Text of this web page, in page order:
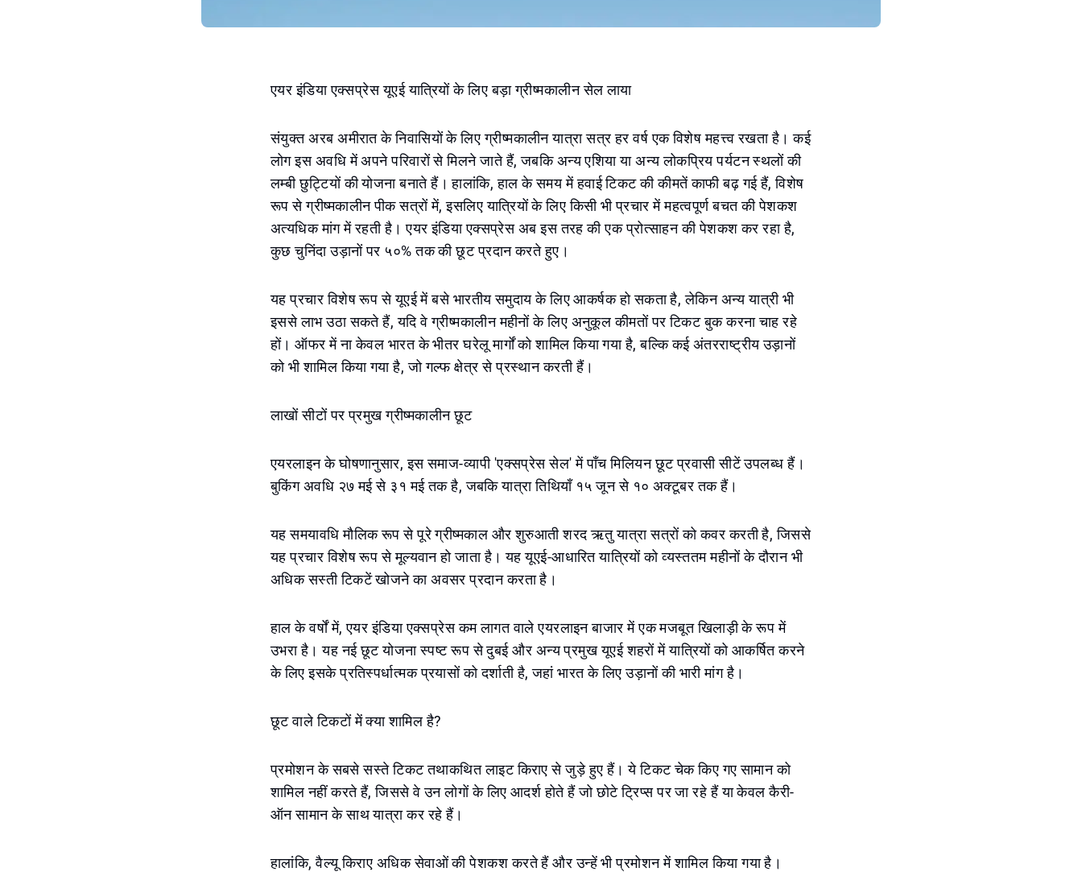
एयर इंडिया एक्सप्रेस यूएई यात्रियों के लिए बड़ा ग्रीष्मकालीन सेल लाया
संयुक्त अरब अमीरात के निवासियों के लिए ग्रीष्मकालीन यात्रा सत्र हर वर्ष एक विशेष महत्त्व रखता है। कई
लोग इस अवधि में अपने परिवारों से मिलने जाते हैं, जबकि अन्य एशिया या अन्य लोकप्रिय पर्यटन स्थलों की
लम्बी छुट्टियों की योजना बनाते हैं। हालांकि, हाल के समय में हवाई टिकट की कीमतें काफी बढ़ गई हैं, विशेष
रूप से ग्रीष्मकालीन पीक सत्रों में, इसलिए यात्रियों के लिए किसी भी प्रचार में महत्वपूर्ण बचत की पेशकश
अत्यधिक मांग में रहती है। एयर इंडिया एक्सप्रेस अब इस तरह की एक प्रोत्साहन की पेशकश कर रहा है,
कुछ चुनिंदा उड़ानों पर ५०% तक की छूट प्रदान करते हुए।
यह प्रचार विशेष रूप से यूएई में बसे भारतीय समुदाय के लिए आकर्षक हो सकता है, लेकिन अन्य यात्री भी
इससे लाभ उठा सकते हैं, यदि वे ग्रीष्मकालीन महीनों के लिए अनुकूल कीमतों पर टिकट बुक करना चाह रहे
हों। ऑफर में ना केवल भारत के भीतर घरेलू मार्गों को शामिल किया गया है, बल्कि कई अंतरराष्ट्रीय उड़ानों
को भी शामिल किया गया है, जो गल्फ क्षेत्र से प्रस्थान करती हैं।
लाखों सीटों पर प्रमुख ग्रीष्मकालीन छूट
एयरलाइन के घोषणानुसार, इस समाज-व्यापी 'एक्सप्रेस सेल' में पाँच मिलियन छूट प्रवासी सीटें उपलब्ध हैं।
बुकिंग अवधि २७ मई से ३१ मई तक है, जबकि यात्रा तिथियाँ १५ जून से १० अक्टूबर तक हैं।
यह समयावधि मौलिक रूप से पूरे ग्रीष्मकाल और शुरुआती शरद ऋतु यात्रा सत्रों को कवर करती है, जिससे
यह प्रचार विशेष रूप से मूल्यवान हो जाता है। यह यूएई-आधारित यात्रियों को व्यस्ततम महीनों के दौरान भी
अधिक सस्ती टिकटें खोजने का अवसर प्रदान करता है।
हाल के वर्षों में, एयर इंडिया एक्सप्रेस कम लागत वाले एयरलाइन बाजार में एक मजबूत खिलाड़ी के रूप में
उभरा है। यह नई छूट योजना स्पष्ट रूप से दुबई और अन्य प्रमुख यूएई शहरों में यात्रियों को आकर्षित करने
के लिए इसके प्रतिस्पर्धात्मक प्रयासों को दर्शाती है, जहां भारत के लिए उड़ानों की भारी मांग है।
छूट वाले टिकटों में क्या शामिल है?
प्रमोशन के सबसे सस्ते टिकट तथाकथित लाइट किराए से जुड़े हुए हैं। ये टिकट चेक किए गए सामान को
शामिल नहीं करते हैं, जिससे वे उन लोगों के लिए आदर्श होते हैं जो छोटे ट्रिप्स पर जा रहे हैं या केवल कैरी-
ऑन सामान के साथ यात्रा कर रहे हैं।
हालांकि, वैल्यू किराए अधिक सेवाओं की पेशकश करते हैं और उन्हें भी प्रमोशन में शामिल किया गया है।